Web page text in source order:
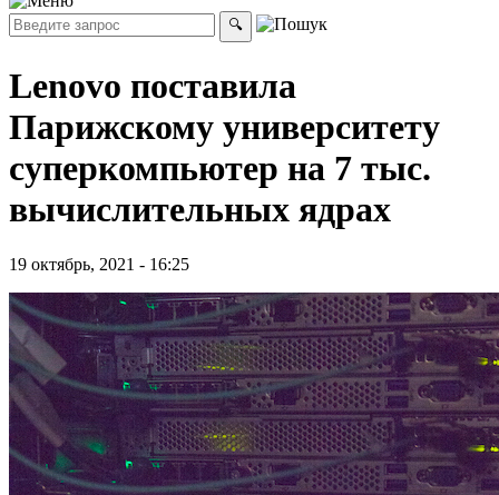
Lenovo поставила
Парижскому университету
суперкомпьютер на 7 тыс.
вычислительных ядрах
19 октябрь, 2021 - 16:25